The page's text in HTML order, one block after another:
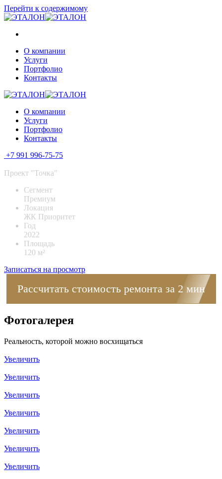
Перейти к содержимому
О компании
Услуги
Портфолио
Контакты
О компании
Услуги
Портфолио
Контакты
+7 991 996-75-75
Проект "Точка"
Сегмент
Премиум
Локация
ЖК Приоритет
Год
2022
Площадь
120 м²
Записаться на просмотр
Рассчитать стоимость ремонта за 2 мин
Фотогалерея
Реальность, которой можно восхищаться
Увеличить
Увеличить
Увеличить
Увеличить
Увеличить
Увеличить
Увеличить